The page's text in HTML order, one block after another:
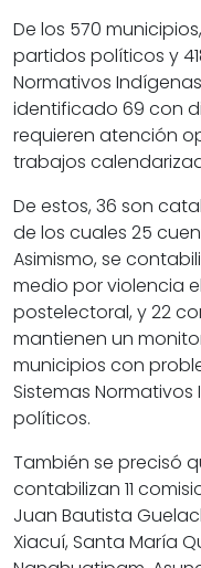
De los 570
partidos políticos y
Normativos
identificado 69 con
requieren atención
trabajos
De estos, 36 son
de los cuales 25
Asimismo, se
medio por violencia
postelectoral, y 22
mantienen un
municipios con
Sistemas
políticos.
También se precisó
contabilizan 11
Juan Bautista
Xiacuí, Santa María